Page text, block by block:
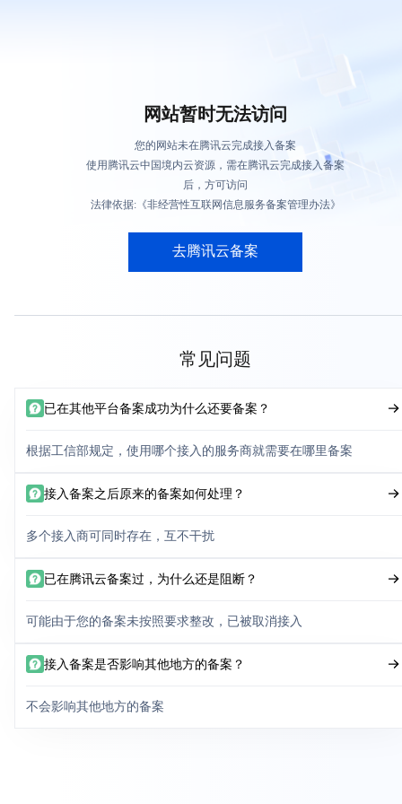
网站暂时无法访问
您的网站未在腾讯云完成接入备案
使用腾讯云中国境内云资源，需在腾讯云完成接入备案
后，方可访问
法律依据:《非经营性互联网信息服务备案管理办法》
去腾讯云备案
常见问题
已在其他平台备案成功为什么还要备案？
根据工信部规定，使用哪个接入的服务商就需要在哪里备案
接入备案之后原来的备案如何处理？
多个接入商可同时存在，互不干扰
已在腾讯云备案过，为什么还是阻断？
可能由于您的备案未按照要求整改，已被取消接入
接入备案是否影响其他地方的备案？
不会影响其他地方的备案